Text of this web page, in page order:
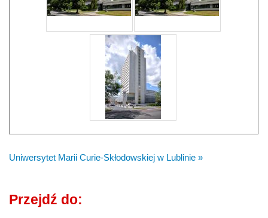
Uniwersytet Marii Curie-Skłodowskiej w Lublinie »
Przejdź do: